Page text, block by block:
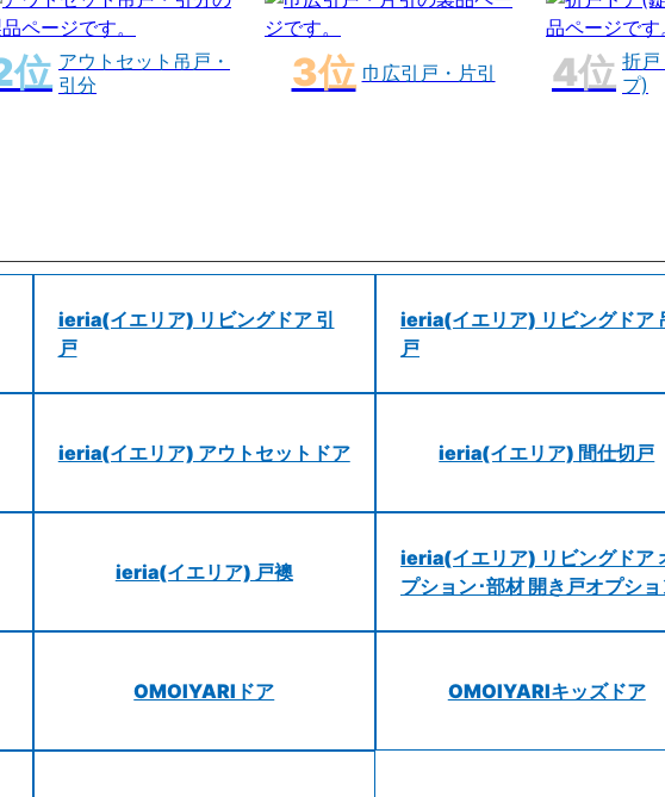
アウトセット吊戸・
引分
巾広引戸・片引
折戸
プ)
ieria(イエリア) リビングドア 引
戸
ieria(イエリア) リビングドア
戸
ieria(イエリア) アウトセットドア ieria(イエリア) 間仕切戸
ieria(イエリア) 戸襖
ieria(イエリア) リビングドア
プション･部材 開き戸オプシ
OMOIYARIドア OMOIYARIキッズドア